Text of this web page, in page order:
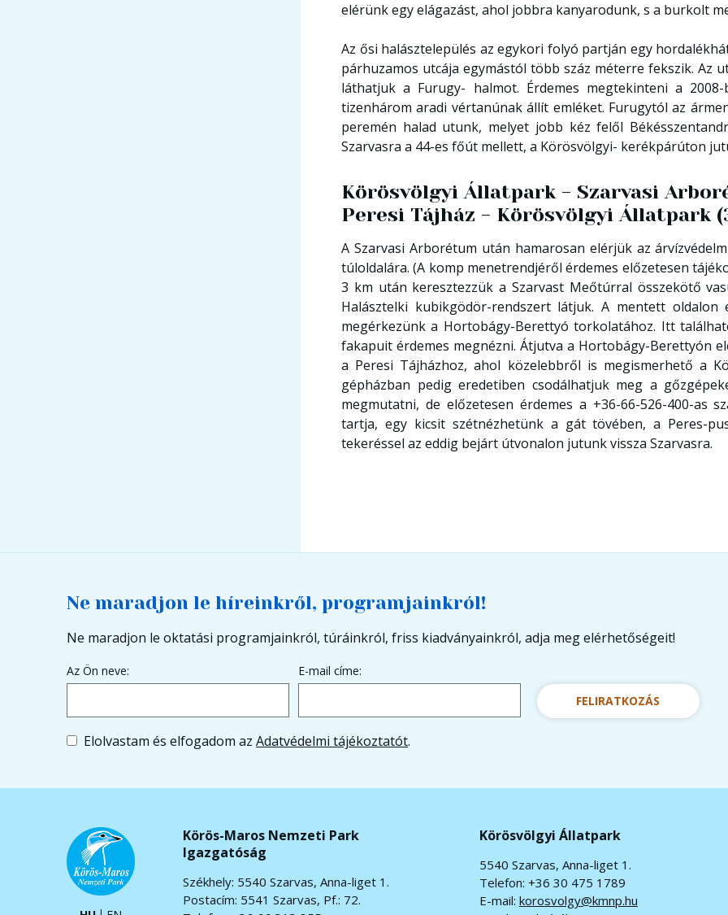
elérünk egy elágazást, ahol jobbra kanyarodunk, s a burkolt
Az ősi halásztelepülés az egykori folyó partján egy
párhuzamos utcája egymástól több száz méterre fekszik. Az
láthatjuk a Furugy- halmot. Érdemes megtekinteni a
tizenhárom aradi vértanúnak állít emléket. Furugytól az
peremén halad utunk, melyet jobb kéz felől
Szarvasra a 44-es főút mellett, a Körösvölgyi- kerékpárúton
Körösvölgyi Állatpark - Szarvasi
Peresi Tájház - Körösvölgyi Állatpark
A Szarvasi Arborétum után hamarosan elérjük az
túloldalára. (A komp menetrendjéről érdemes előzetesen
3 km után keresztezzük a Szarvast Meőtúrral összekötő
Halásztelki kubikgödör-rendszert látjuk. A mentett
megérkezünk a Hortobágy-Berettyó torkolatához. Itt
fakapuit érdemes megnézni. Átjutva a Hortobágy-Berettyón
a Peresi Tájházhoz, ahol közelebbről is megismerhető a
gépházban pedig eredetiben csodálhatjuk meg a
megmutatni, de előzetesen érdemes a +36-66-526-400-as
tartja, egy kicsit szétnézhetünk a gát tövében, a Peres-
tekeréssel az eddig bejárt útvonalon jutunk vissza Szarvasra.
Ne maradjon le híreinkről, programjainkról!
Ne maradjon le oktatási programjainkról, túráinkról, friss kiadványainkról, adja meg elérhetőségeit!
Az Ön neve: E-mail címe:
Elolvastam és elfogadom az Adatvédelmi tájékoztatót.
FELIRATKOZÁS
Körös-Maros Nemzeti Park
Igazgatóság
Székhely: 5540 Szarvas, Anna-liget 1.
Postacím: 5541 Szarvas, Pf.: 72.
Körösvölgyi Állatpark
5540 Szarvas, Anna-liget 1.
Telefon: +36 30 475 1789
E-mail: korosvolgy@kmnp.hu